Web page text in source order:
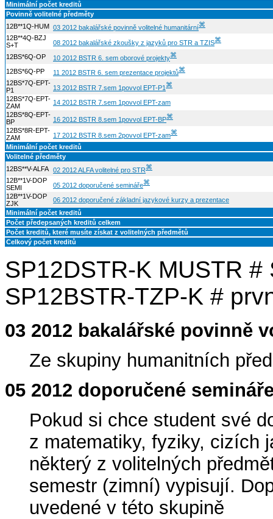
Minimální počet kreditů
Povinně volitelné předměty
12B**1Q-HUM 03 2012 bakalářské povinně volitelné humanitární⌘
12B**4Q-BZJ
S+T
08 2012 bakalářské zkoušky z jazyků pro STR a TZIS⌘
12BS*6Q-OP 10 2012 BSTR 6. sem oborové projekty⌘
12BS*6Q-PP 11 2012 BSTR 6. sem prezentace projektů⌘
12BS*7Q-EPT-
P1
13 2012 BSTR 7.sem 1povvol EPT-P1 ⌘
12BS*7Q-EPT-
ZAM
14 2012 BSTR 7.sem 1povvol EPT-zam
12BS*8Q-EPT-
BP
16 2012 BSTR 8.sem 1povvol EPT-BP⌘
12BS*8R-EPT-
ZAM
17 2012 BSTR 8.sem 2povvol EPT-zam⌘
Minimální počet kreditů
Volitelné předměty
12BS**V-ALFA 02 2012 ALFA volitelné pro STR⌘
12B**1V-DOP
SEMI
05 2012 doporučené semináře⌘
12B**1V-DOP
ZJK
06 2012 doporučené základní jazykové kurzy a prezentace
Minimální počet kreditů
Počet předepsaných kreditů celkem
Počet kreditů, které musíte získat z volitelných předmětů
Celkový počet kreditů
SP12DSTR-K MUSTR
SP12BSTR-TZP-K #
03 2012 bakalářské povinně
Ze skupiny humanitních
05 2012 doporučené
Pokud si chce student své
z matematiky, fyziky, cizích
některý z volitelných
semestr (zimní) vypisují.
uvedené v této skupině